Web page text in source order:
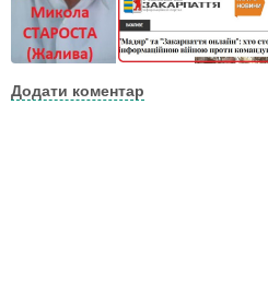
Додати коментар